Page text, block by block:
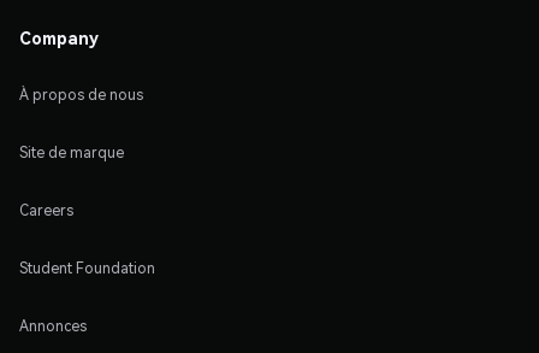
Company
À propos de nous
Site de marque
Careers
Student Foundation
Annonces